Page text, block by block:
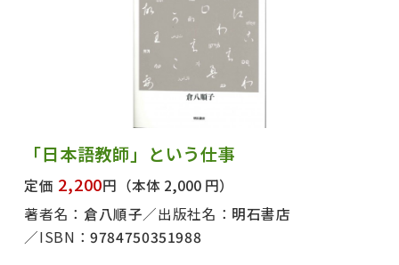
「日本語教師」という仕事
定価 2,200円 （本体 2,000 円）
著者名： 倉八順子 出版社名： 明石書店
ISBN：9784750351988